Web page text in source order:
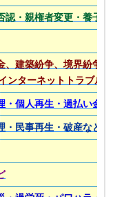
認・親権者変更・養子
建築紛争、境界紛争、
ンターネットトラブル
・個人再生・過払い金
・民事再生・破産など